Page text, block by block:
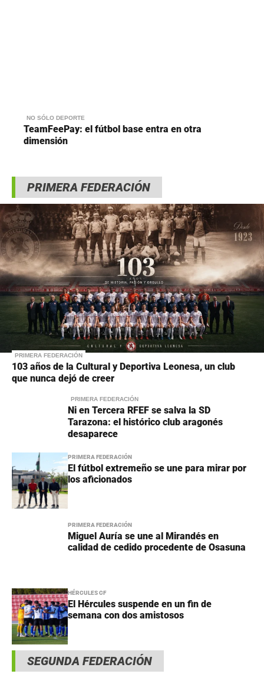
NO SÓLO DEPORTE
TeamFeePay: el fútbol base entra en otra
dimensión
PRIMERA FEDERACIÓN
PRIMERA FEDERACIÓN
103 años de la Cultural y Deportiva Leonesa, un club
que nunca dejó de creer
PRIMERA FEDERACIÓN
Ni en Tercera RFEF se salva la SD
Tarazona: el histórico club aragonés
desaparece
PRIMERA FEDERACIÓN
El fútbol extremeño se une para mirar por
los aficionados
PRIMERA FEDERACIÓN
Miguel Auría se une al Mirandés en
calidad de cedido procedente de Osasuna
HÉRCULES CF
El Hércules suspende en un fin de
semana con dos amistosos
SEGUNDA FEDERACIÓN